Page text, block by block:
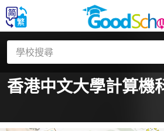
香港中文大學計算機